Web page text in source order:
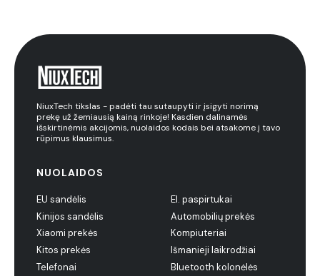
NiuxTech tikslas - padėti tau sutaupyti ir įsigyti norimą
prekę už žemiausią kainą rinkoje! Kasdien dalinamės
išskirtinėmis akcijomis, nuolaidos kodais bei atsakome į tavo
rūpimus klausimus.
NUOLAIDOS
EU sandėlis
Kinijos sandėlis
Xiaomi prekės
Kitos prekės
Telefonai
El. paspirtukai
Automobilių prekės
Kompiuteriai
Išmanieji laikrodžiai
Bluetooth kolonėlės